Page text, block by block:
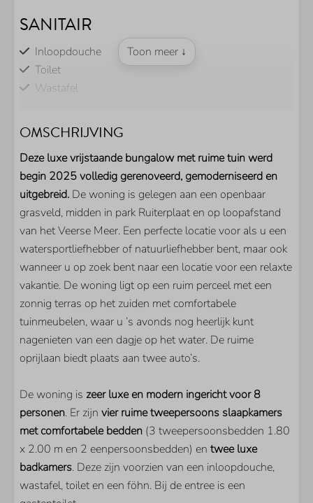
SANITAIR
Inloopdouche
Toilet
Wastafel
BUITEN
Parkeerplaats bij woning
Berging voor uw fietsen
Tuin
Volledig omheinde tuin
Terras
Tuinhuis
KEUKEN
Koel/vriescombinatie
Filter koffiezetapparaat
Oven
Vaatwasser
LIGGING
Tuin op het zuiden
Op loopafstand van Veerse Meer
Toon meer ↓
OMSCHRIJVING
Deze luxe vrijstaande bungalow met ruime tuin werd
begin 2025 volledig gerenoveerd, gemoderniseerd en
uitgebreid. De woning is gelegen aan een openbaar
grasveld, midden in park Ruiterplaat en op loopafstand
van het Veerse Meer. Een perfecte locatie voor als u een
watersportliefhebber of natuurliefhebber bent, maar ook
wanneer u op zoek bent naar een locatie voor een relaxte
vakantie. De woning ligt op een ruim perceel met een
zonnig terras op het zuiden met comfortabele
tuinmeubelen, waar u ’s avonds nog heerlijk kunt
nagenieten van een dagje op het water. De ruime
oprijlaan biedt plaats aan twee auto’s.
De woning is zeer luxe en modern ingericht voor 8
personen. Er zijn vier ruime tweepersoons slaapkamers
met comfortabele bedden (3 tweepersoonsbedden 1.80
x 2.00 m en 2 eenpersoonsbedden) en twee luxe
badkamers. Deze zijn voorzien van een inloopdouche,
wastafel, toilet en een föhn. Bij de entree is een